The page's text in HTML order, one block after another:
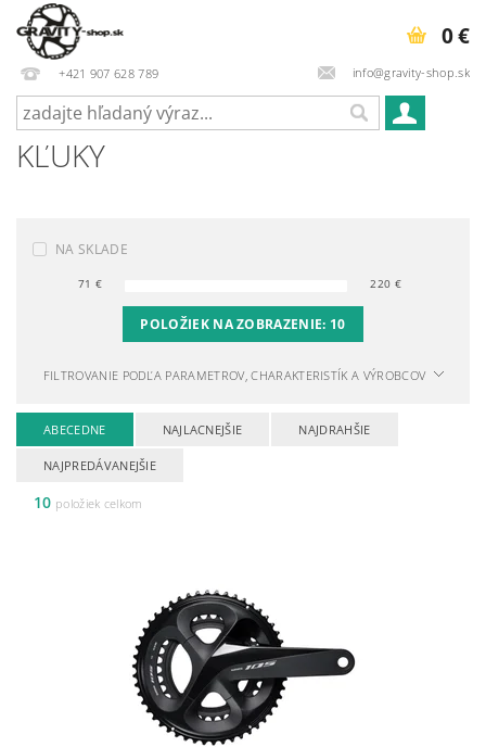
+421 907 628 789 info@gravity-shop.sk
0 €
KĽUKY
NA SKLADE
71 € 220 €
POLOŽIEK NA ZOBRAZENIE: 10
FILTROVANIE PODĽA PARAMETROV, CHARAKTERISTÍK A VÝROBCOV
ABECEDNE NAJLACNEJŠIE NAJDRAHŠIE
NAJPREDÁVANEJŠIE
10 položiek celkom